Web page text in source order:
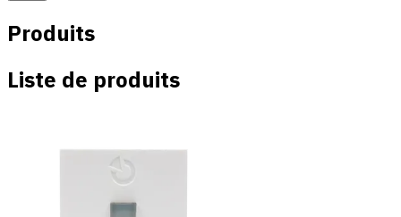
Produits
Liste de produits